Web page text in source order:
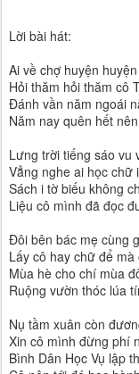
Lời bài hát:
Ai về chợ huyện
Hỏi thăm hỏi thăm cô
Đánh vần năm ngoái
Năm nay quên hết
Lưng trời tiếng sáo vu
Vẳng nghe ai học chữ
Sách i tờ biếu không
Liệu cô mình đã đọc
Đôi bên bác mẹ cùng
Lấy cô hay chữ để mà
Mùa hè cho chí mùa
Ruộng vườn thóc lúa
Nụ tầm xuân còn
Xin cô mình đừng phí
Bình Dân Học Vụ lập